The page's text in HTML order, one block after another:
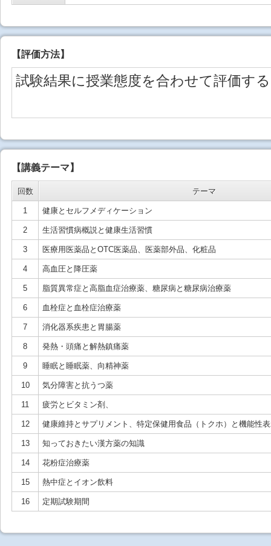
【評価方法】
試験結果に授業態度を合わせて評価す
【講義テーマ】
回数 テーマ
1 健康とセルフメディケーション
2 生活習慣病概説と健康生活習慣
3 医療用医薬品とOTC医薬品、医薬部外品、化粧品
4 高血圧と降圧薬
5 脂質異常症と高脂血症治療薬、糖尿病と糖尿病治療薬
6 血栓症と血栓症治療薬
7 消化器系疾患と胃腸薬
8 発熱・頭痛と解熱鎮痛薬
9 睡眠と睡眠薬、向精神薬
10 気分障害と抗うつ薬
11 疲労とビタミン剤、
12 健康維持とサプリメント、特定保健用食品（トクホ）と機能性
13 知っておきたい漢方薬の知識
14 花粉症治療薬
15 熱中症とイオン飲料
16 定期試験期間